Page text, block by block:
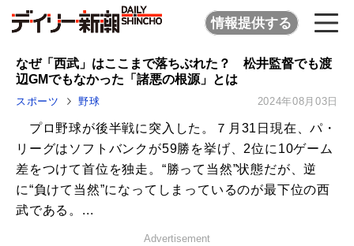
情報提供する
なぜ「西武」はここまで落ちぶれた？ 松井監督でも渡
辺GMでもなかった「諸悪の根源」とは
スポーツ 野球 2024年08月03日
プロ野球が後半戦に突入した。７月31日現在、パ・
リーグはソフトバンクが59勝を挙げ、2位に10ゲーム
差をつけて首位を独走。“勝って当然”状態だが、逆
に“負けて当然”になってしまっているのが最下位の西
武である。...
Advertisement